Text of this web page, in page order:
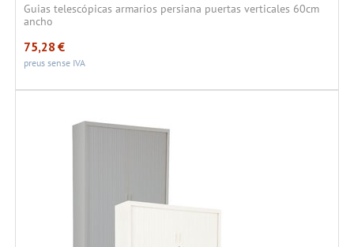
Guias telescópicas armarios persiana puertas verticales 60cm
ancho
75,28 €
preus sense IVA